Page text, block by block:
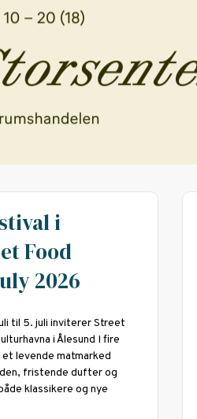
i
Food
2026
til 5. juli inviterer Street
i Ålesund I fire
levende matmarked
fristende dufter og
klassikere og nye